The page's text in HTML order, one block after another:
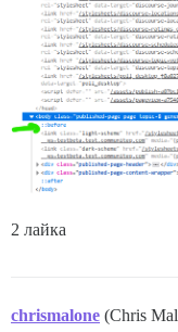
2 лайка
chrismalone (Chris